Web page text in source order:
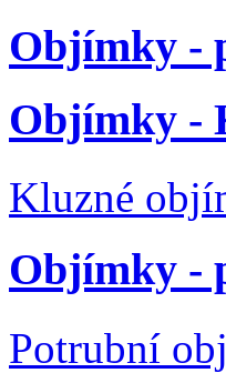
Objímky -
Objímky -
Kluzné
Objímky -
Potrubní